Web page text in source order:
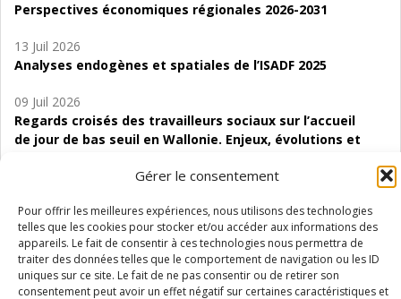
Gérer le consentement
Pour offrir les meilleures expériences, nous utilisons des technologies
telles que les cookies pour stocker et/ou accéder aux informations des
appareils. Le fait de consentir à ces technologies nous permettra de
traiter des données telles que le comportement de navigation ou les ID
uniques sur ce site. Le fait de ne pas consentir ou de retirer son
consentement peut avoir un effet négatif sur certaines caractéristiques et
Perspectives économiques régionales 2026-2031
13 Juil 2026
Analyses endogènes et spatiales de l’ISADF 2025
09 Juil 2026
Regards croisés des travailleurs sociaux sur l’accueil
de jour de bas seuil en Wallonie. Enjeux, évolutions et
Étude d’évaluabilité des Structures
d’accompagnement à l’autocréation d’emploi (SAACE)
01 Juil 2026
Pénurie du personnel infirmier :quels indicateurs